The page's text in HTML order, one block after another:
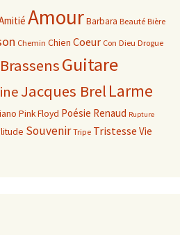
AmourBarbara Beauté Bière
Chemin Chien Coeur Con Dieu Drogue
Guitare
Jacques Brel Larme
Pink Floyd Poésie Renaud Rupture
Souvenir Tripe Tristesse Vie